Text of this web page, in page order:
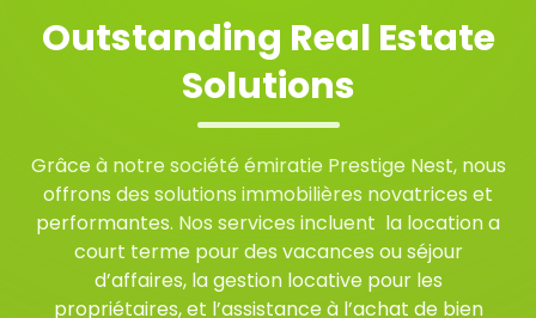
Outstanding Real Estate
Solutions
Grâce à notre société émiratie Prestige Nest, nous
offrons des solutions immobilières novatrices et
performantes. Nos services incluent la location a
court terme pour des vacances ou séjour
d’affaires, la gestion locative pour les
propriétaires,et l’assistance à l’achat de bien